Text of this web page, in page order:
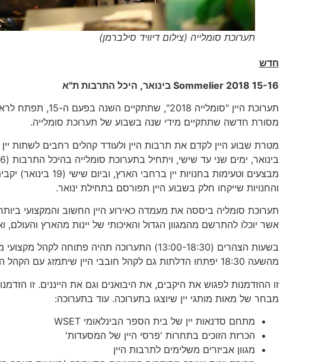
תערוכת סומלייה (צילום דיוויד סילברמן)
חדש
Sommelier 2018 15-16 בינואר, היכל התרבות ת"א
תערוכת היין
מסורת חדשה שתתקיים מידי שנה בשבוע של תערוכת סומלייה.
מבצעים וטעימות
והחנויות שייקחו חלק בשבוע היין תפורסם בתחילת ינואר.
תערוכת סומליה ביססה את מעמדה כאירוע היין החשוב והמקצועי
אשר יוכלו להתרשם מהמגוון הגדול והאיכותי של יינות מהארץ והעולם,
בשעות הצהרים (13:00-18:30) התערוכה תהיה פתוחה
מהשעה 18:30 יפתחו הדלתות גם לקהל חובבי היין שיתמזג עם הקהל המקצועי שבתערוכה.
זו ההזדמנות לפגוש את היקבים, את היבואנים וגם את הייננים. זו
מבחר של מאות מותגי יין שיוצגו בתערוכה. עוד בתערוכה:
מתחם סדנאות יין של בית הספר הבינלאומי WSET
הכרזת הזוכים בתחרות 'פרסי היין של המסעדות'
מגוון אביזרים משלימים לתרבות היין